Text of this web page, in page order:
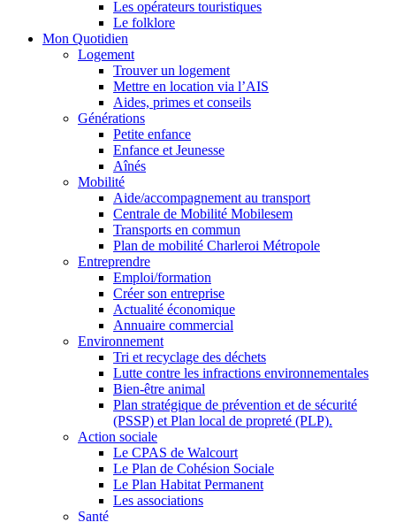
Les opérateurs touristiques
Le folklore
Mon Quotidien
Logement
Trouver un logement
Mettre en location via l’AIS
Aides, primes et conseils
Générations
Petite enfance
Enfance et Jeunesse
Aînés
Mobilité
Aide/accompagnement au transport
Centrale de Mobilité Mobilesem
Transports en commun
Plan de mobilité Charleroi Métropole
Entreprendre
Emploi/formation
Créer son entreprise
Actualité économique
Annuaire commercial
Environnement
Tri et recyclage des déchets
Lutte contre les infractions environnementales
Bien-être animal
Plan stratégique de prévention et de sécurité
(PSSP) et Plan local de propreté (PLP).
Action sociale
Le CPAS de Walcourt
Le Plan de Cohésion Sociale
Le Plan Habitat Permanent
Les associations
Santé